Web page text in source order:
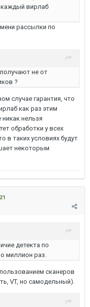
каждый вирлаб
рассылки по
не от
?
случае гарантия, что
как раз этим
нельзя
обработки у всех
в таких условиях будут
некоторым
детекта по
миллион раз.
сканеров
VT, но самодельный).